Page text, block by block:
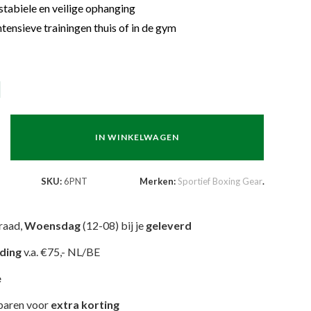
en veilige ophanging
trainingen thuis of in de gym
IN WINKELWAGEN
SKU:6PNT Merken:Sportief Boxing Gear.
Woensdag(12-08) bij je geleverd
v.a. €75,- NL/BE
voor extra korting